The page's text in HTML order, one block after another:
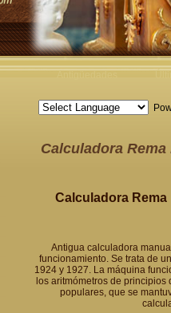
Calculadora Rema
Calculadora
Antigua calculadora
funcionamiento. Se trata de
1924 y 1927. La máquina
los aritmómetros de
populares, que se